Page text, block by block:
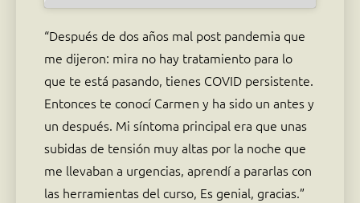
“Después de dos años mal post pandemia que
me dijeron: mira no hay tratamiento para lo
que te está pasando, tienes COVID persistente.
Entonces te conocí Carmen y ha sido un antes y
un después. Mi síntoma principal era que unas
subidas de tensión muy altas por la noche que
me llevaban a urgencias, aprendí a pararlas con
las herramientas del curso, Es genial, gracias.”